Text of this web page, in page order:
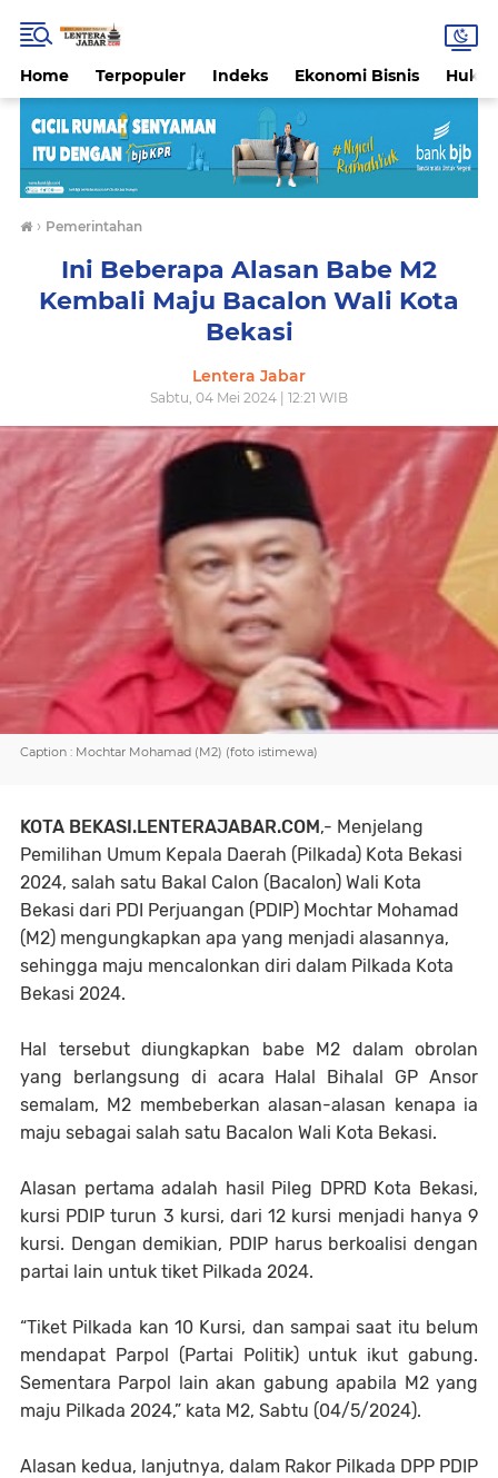
Home Terpopuler Indeks Ekonomi Bisnis
› Pemerintahan
Ini Beberapa Alasan Babe M2
Kembali Maju Bacalon Wali Kota
Bekasi
Lentera Jabar
Sabtu, 04 Mei 2024 | 12:21 WIB
Caption : Mochtar Mohamad (M2) (foto istimewa)
KOTA BEKASI.LENTERAJABAR.COM,- Menjelang
Pemilihan Umum Kepala Daerah (Pilkada) Kota Bekasi
2024, salah satu Bakal Calon (Bacalon) Wali Kota
Bekasi dari PDI Perjuangan (PDIP) Mochtar Mohamad
(M2) mengungkapkan apa yang menjadi alasannya,
sehingga maju mencalonkan diri dalam Pilkada Kota
Bekasi 2024.
Hal tersebut diungkapkan babe M2 dalam obrolan
yang berlangsung di acara Halal Bihalal GP Ansor
semalam, M2 membeberkan alasan-alasan kenapa ia
maju sebagai salah satu Bacalon Wali Kota Bekasi.
Alasan pertama adalah hasil Pileg DPRD Kota Bekasi,
kursi PDIP turun 3 kursi, dari 12 kursi menjadi hanya 9
kursi. Dengan demikian, PDIP harus berkoalisi dengan
partai lain untuk tiket Pilkada 2024.
“Tiket Pilkada kan 10 Kursi, dan sampai saat itu belum
mendapat Parpol (Partai Politik) untuk ikut gabung.
Sementara Parpol lain akan gabung apabila M2 yang
maju Pilkada 2024,” kata M2, Sabtu (04/5/2024).
Alasan kedua, lanjutnya, dalam Rakor Pilkada DPP PDIP